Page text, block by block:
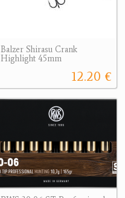
Balzer Shirasu Crank
Highlight 45mm
12.20 €